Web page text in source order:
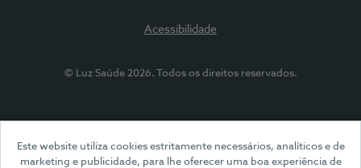
Este website utiliza cookies estritamente necessários, analíticos e de
marketing e publicidade, para lhe oferecer uma boa experiência de
Acessibilidade
© Luz Saúde 2026. Todos os direitos reservados.